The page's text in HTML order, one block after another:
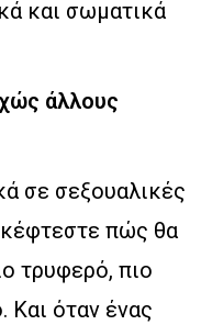
και σωματικά
άλλους
σε σεξουαλικές
πώς θα
τρυφερό, πιο
Και όταν ένας